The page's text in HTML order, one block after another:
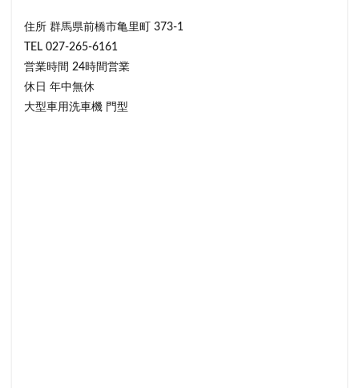
住所 群馬県前橋市亀里町 373-1
TEL 027-265-6161
営業時間 24時間営業
休日 年中無休
大型車用洗車機 門型